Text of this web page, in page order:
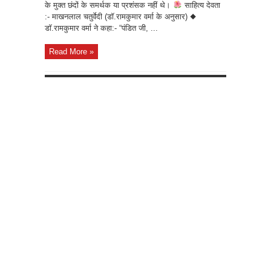
के मुक्त छंदों के समर्थक या प्रशंसक नहीं थे।
साहित्य देवता
:- माखनलाल चतुर्वेदी (डॉ.रामकुमार वर्मा के अनुसार) ◆
डॉ.रामकुमार वर्मा ने कहा:- “पंडित जी, ...
Read More »